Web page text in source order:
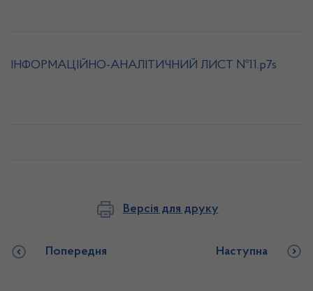
ІНФОРМАЦІЙНО-АНАЛІТИЧНИЙ ЛИСТ №11.p7s
Версія для друку
Попередня Наступна